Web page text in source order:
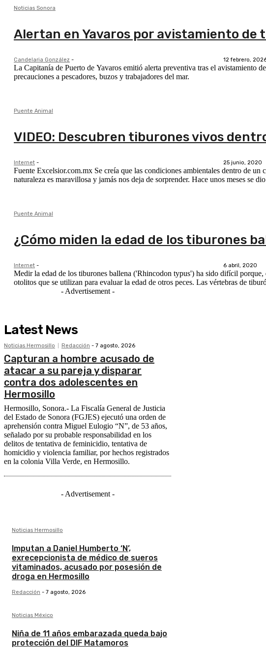
Noticias Sonora
Alertan en Yavaros por avistamiento de
Candelaria González - 12 febrero,
La Capitanía de Puerto de Yavaros emitió alerta preventiva tras el avistamiento
precauciones a pescadores, buzos y trabajadores del mar.
Puente Animal
VIDEO: Descubren tiburones vivos
Internet - 25 junio, 2020
Fuente Excelsior.com.mx Se creía que las condiciones ambientales dentro de
naturaleza es maravillosa y jamás nos deja de sorprender. Hace unos meses se
Puente Animal
¿Cómo miden la edad de los tiburones
Internet - 6 abril, 2020
Medir la edad de los tiburones ballena ('Rhincodon typus') ha sido difícil porque,
otolitos que se utilizan para evaluar la edad de otros peces.
- Advertisement -
Latest News
Noticias Hermosillo Redacción - 7 agosto, 2026
Capturan a hombre acusado de
atacar a su pareja y disparar
contra dos adolescentes en
Hermosillo
Hermosillo, Sonora.- La Fiscalía General de Justicia
del Estado de Sonora (FGJES) ejecutó una orden de
aprehensión contra Miguel Eulogio “N”, de 53 años,
señalado por su probable responsabilidad en los
delitos de tentativa de feminicidio, tentativa de
homicidio y violencia familiar, por hechos registrados
en la colonia Villa Verde, en Hermosillo.
- Advertisement -
Noticias Hermosillo
Imputan a Daniel Humberto ‘N’,
exrecepcionista de médico de sueros
vitaminados, acusado por posesión de
droga en Hermosillo
Redacción - 7 agosto, 2026
Noticias México
Niña de 11 años embarazada queda bajo
protección del DIF Matamoros